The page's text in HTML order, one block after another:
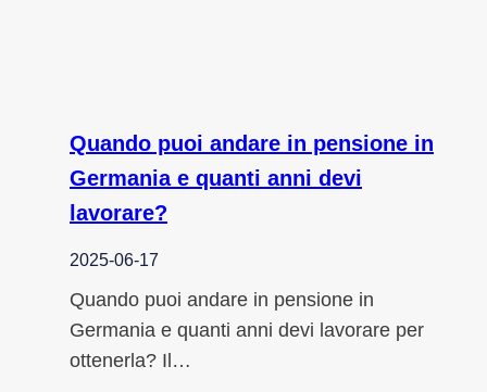
Quando puoi andare in pensione in
Germania e quanti anni devi
lavorare?
2025-06-17
Quando puoi andare in pensione in
Germania e quanti anni devi lavorare per
ottenerla? Il…